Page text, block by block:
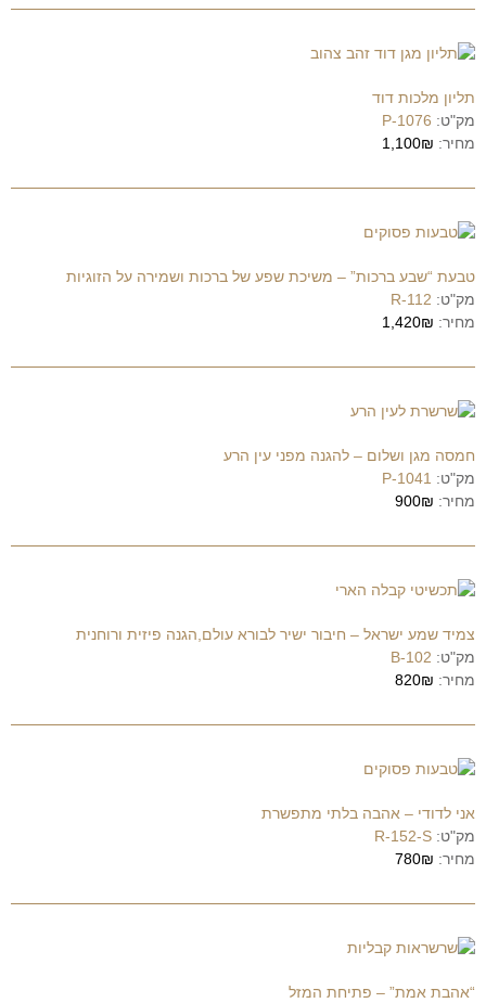
תליון מלכות דוד
מק"ט: P-1076
מחיר: 1,100₪
טבעת “שבע ברכות” – משיכת שפע של ברכות ושמירה על הזוגיות
מק"ט: R-112
מחיר: 1,420₪
חמסה מגן ושלום – להגנה מפני עין הרע
מק"ט: P-1041
מחיר: 900₪
צמיד שמע ישראל – חיבור ישיר לבורא עולם,הגנה פיזית ורוחנית
מק"ט: B-102
מחיר: 820₪
אני לדודי – אהבה בלתי מתפשרת
מק"ט: R-152-S
מחיר: 780₪
“אהבת אמת” – פתיחת המזל